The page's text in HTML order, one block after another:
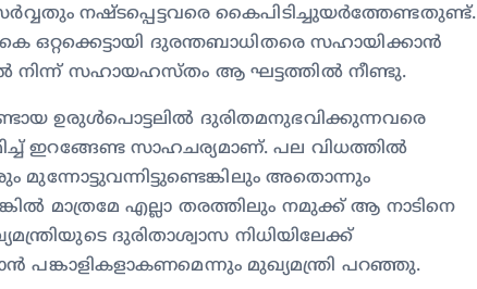
നഷ്ടപ്പെട്ടവരെ കൈപിടിച്ചുയർത്തേണ്ടതുണ്ട്.
ഒറ്റക്കെട്ടായി ദുരന്തബാധിതരെ സഹായിക്കാൻ
നിന്ന് സഹായഹസ്തം ആ ഘട്ടത്തിൽ നീണ്ടു.
ഉരുൾപൊട്ടലിൽ ദുരിതമനുഭവിക്കുന്നവരെ
ഇറങ്ങേണ്ട സാഹചര്യമാണ്. പല വിധത്തിൽ
മുന്നോട്ടുവന്നിട്ടുണ്ടെങ്കിലും അതൊന്നും
മാത്രമേ എല്ലാ തരത്തിലും നമുക്ക് ആ നാടിനെ
ദുരിതാശ്വാസ നിധിയിലേക്ക്
മുഖ്യമന്ത്രി പറഞ്ഞു.